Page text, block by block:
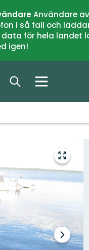
Användare
i så fall och
för hela
igen!
Gå
till
Nästa
bildspel